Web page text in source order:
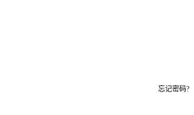
忘记密码?